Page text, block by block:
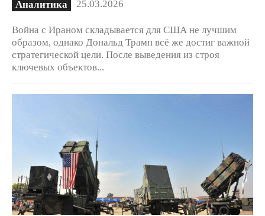
Аналитика 25.03.2026
Война с Ираном складывается для США не лучшим
образом, однако Дональд Трамп всё же достиг важной
стратегической цели. После выведения из строя
ключевых объектов...